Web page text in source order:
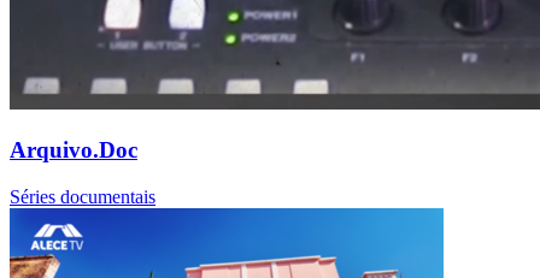
Arquivo.Doc
Séries documentais